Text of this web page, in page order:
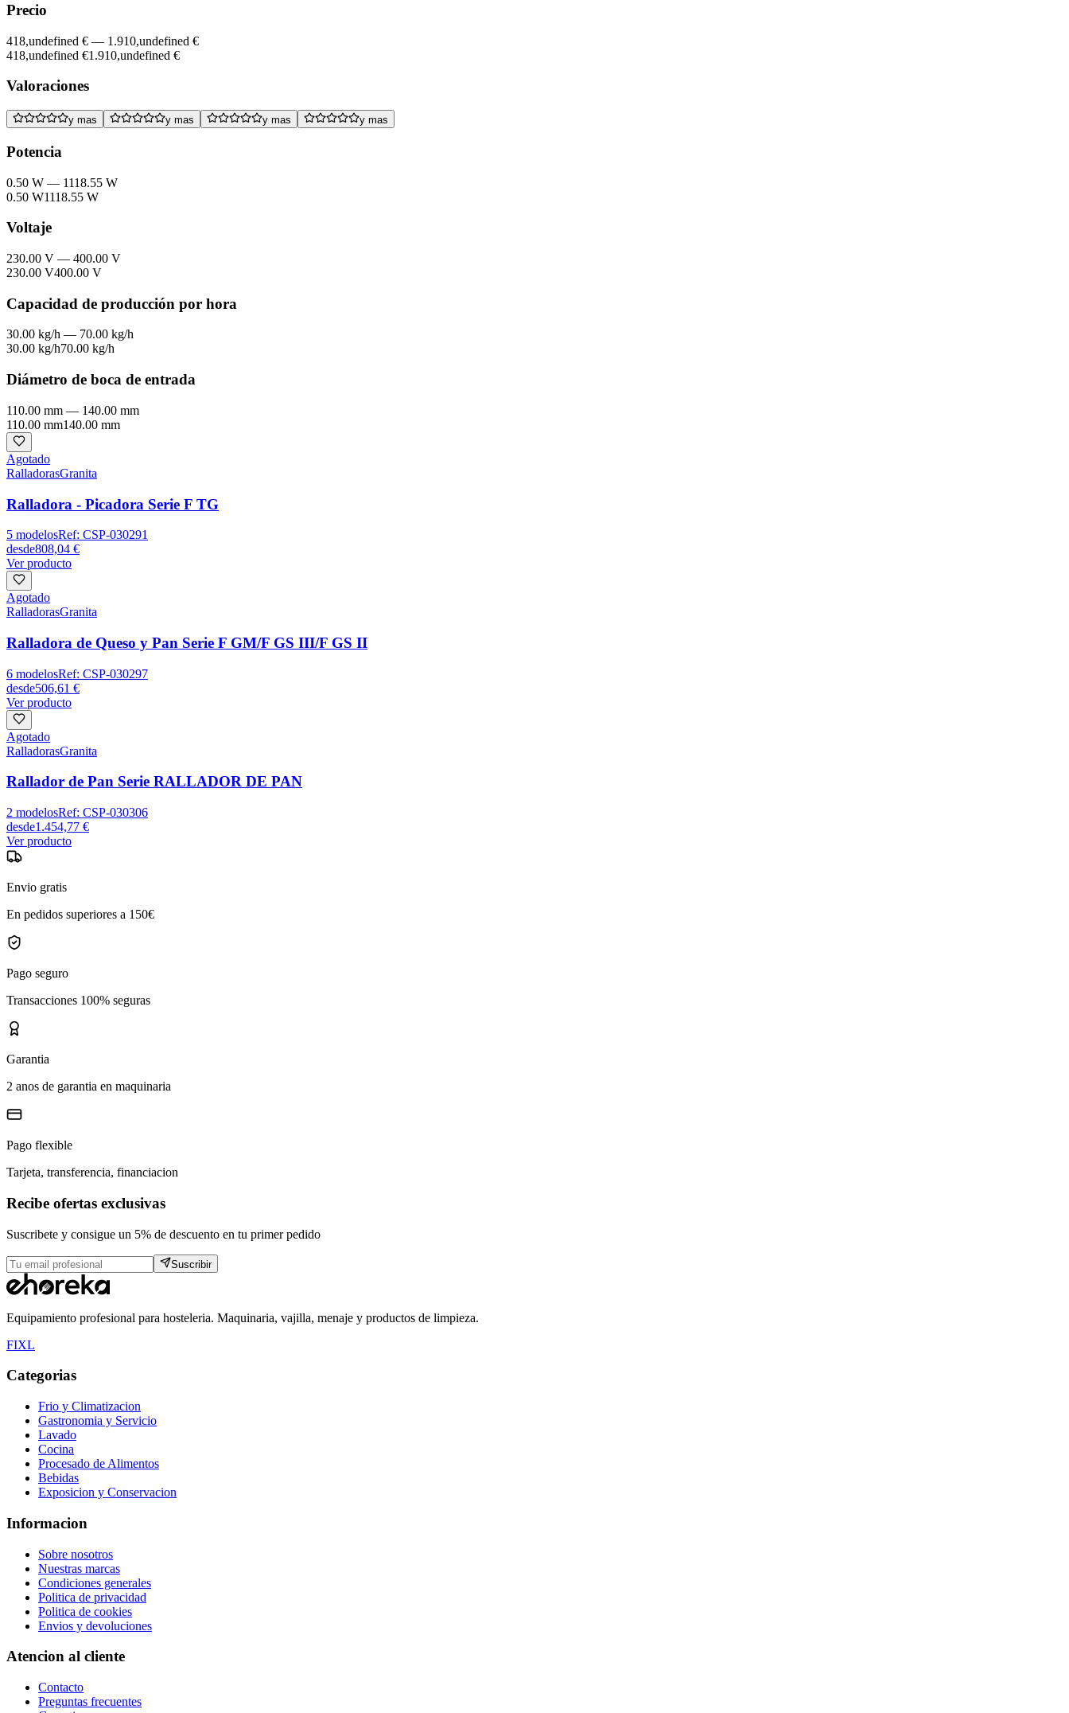
Precio
418,undefined € — 1.910,undefined €
418,undefined €1.910,undefined €
Valoraciones
y mas y mas y mas y mas
Potencia
0.50 W — 1118.55 W
0.50 W1118.55 W
Voltaje
230.00 V — 400.00 V
230.00 V400.00 V
Capacidad de producción por hora
30.00 kg/h — 70.00 kg/h
30.00 kg/h70.00 kg/h
Diámetro de boca de entrada
110.00 mm — 140.00 mm
110.00 mm140.00 mm
Agotado
RalladorasGranita
Ralladora - Picadora Serie F TG
5 modelosRef: CSP-030291
desde808,04 €
Ver producto
Agotado
RalladorasGranita
Ralladora de Queso y Pan Serie F GM/F GS III/F GS II
6 modelosRef: CSP-030297
desde506,61 €
Ver producto
Agotado
RalladorasGranita
Rallador de Pan Serie RALLADOR DE PAN
2 modelosRef: CSP-030306
desde1.454,77 €
Ver producto
Envio gratis
En pedidos superiores a 150€
Pago seguro
Transacciones 100% seguras
Garantia
2 anos de garantia en maquinaria
Pago flexible
Tarjeta, transferencia, financiacion
Recibe ofertas exclusivas
Suscribete y consigue un 5% de descuento en tu primer pedido
Suscribir
Equipamiento profesional para hosteleria. Maquinaria, vajilla, menaje y productos de limpieza.
FIXL
Categorias
Frio y Climatizacion
Gastronomia y Servicio
Lavado
Cocina
Procesado de Alimentos
Bebidas
Exposicion y Conservacion
Informacion
Sobre nosotros
Nuestras marcas
Condiciones generales
Politica de privacidad
Politica de cookies
Envios y devoluciones
Atencion al cliente
Contacto
Preguntas frecuentes